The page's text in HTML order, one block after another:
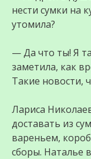
нести сумки на
утомила?
— Да что ты! Я
заметила, как
Такие новости,
Лариса
доставать из
вареньем,
сборы. Наталье